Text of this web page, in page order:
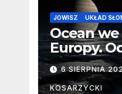
JOWISZ UKŁAD
Ocean
Europy.
przez
barierę
6 SIERPNIA
KOSARZYCKI